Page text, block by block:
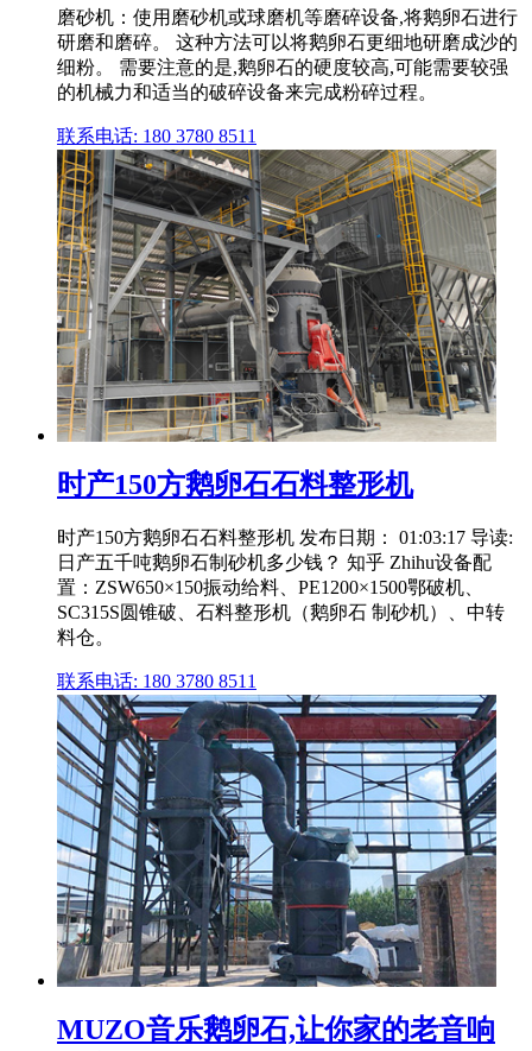
磨砂机：使用磨砂机或球磨机等磨碎设备,将鹅卵石进行
研磨和磨碎。 这种方法可以将鹅卵石更细地研磨成沙的
细粉。 需要注意的是,鹅卵石的硬度较高,可能需要较强
的机械力和适当的破碎设备来完成粉碎过程。
联系电话: 180 3780 8511
时产150方鹅卵石石料整形机
时产150方鹅卵石石料整形机 发布日期： 01:03:17 导读:
日产五千吨鹅卵石制砂机多少钱？ 知乎 Zhihu设备配
置：ZSW650×150振动给料、PE1200×1500鄂破机、
SC315S圆锥破、石料整形机（鹅卵石 制砂机）、中转
料仓。
联系电话: 180 3780 8511
MUZO音乐鹅卵石,让你家的老音响